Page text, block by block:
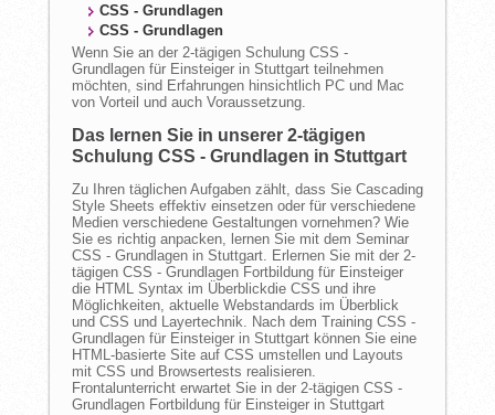
CSS - Grundlagen
CSS - Grundlagen
Wenn Sie an der 2-tägigen Schulung CSS -
Grundlagen für Einsteiger in Stuttgart teilnehmen
möchten, sind Erfahrungen hinsichtlich PC und Mac
von Vorteil und auch Voraussetzung.
Das lernen Sie in unserer 2-tägigen
Schulung CSS - Grundlagen in Stuttgart
Zu Ihren täglichen Aufgaben zählt, dass Sie Cascading
Style Sheets effektiv einsetzen oder für verschiedene
Medien verschiedene Gestaltungen vornehmen? Wie
Sie es richtig anpacken, lernen Sie mit dem Seminar
CSS - Grundlagen in Stuttgart. Erlernen Sie mit der 2-
tägigen CSS - Grundlagen Fortbildung für Einsteiger
die HTML Syntax im Überblickdie CSS und ihre
Möglichkeiten, aktuelle Webstandards im Überblick
und CSS und Layertechnik. Nach dem Training CSS -
Grundlagen für Einsteiger in Stuttgart können Sie eine
HTML-basierte Site auf CSS umstellen und Layouts
mit CSS und Browsertests realisieren.
Frontalunterricht erwartet Sie in der 2-tägigen CSS -
Grundlagen Fortbildung für Einsteiger in Stuttgart